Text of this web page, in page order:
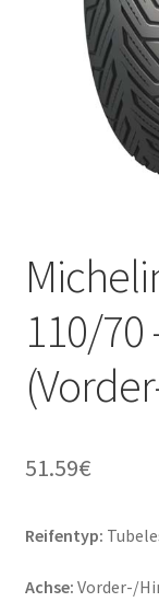
110/70
51.59€
Reifentyp:
Achse: Vorder-/